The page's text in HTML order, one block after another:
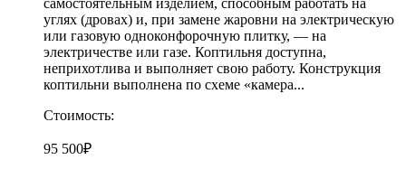
углях (дровах) и, при замене жаровни на электрическую
или газовую одноконфорочную плитку, — на
электричестве или газе. Коптильня доступна,
неприхотлива и выполняет свою работу. Конструкция
коптильни выполнена по схеме «камера...
Стоимость:
95 500₽